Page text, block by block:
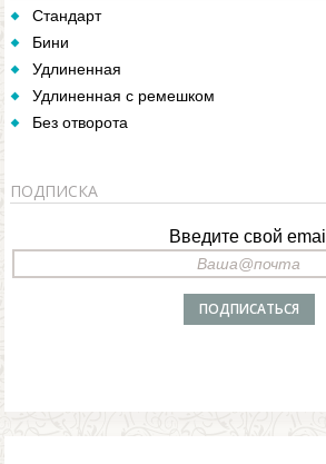
Стандарт
Бини
Удлиненная
Удлиненная с ремешком
Без отворота
ПОДПИСКА
Введите свой email